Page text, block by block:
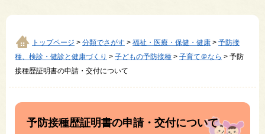
カ
検
索
トップページ > 分類でさがす > 福祉・医療・保健・健康 > 予防接
種、検診・健診と健康づくり > 子どもの予防接種 > 子育て＠なら > 予防
接種歴証明書の申請・交付について
予防接種歴証明書の申請・交付について